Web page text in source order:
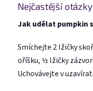
Nejčastější otázky
Jak udělat pumpkin
Smíchejte 2 lžičky
oříšku, ½ lžičky
Uchovávejte v